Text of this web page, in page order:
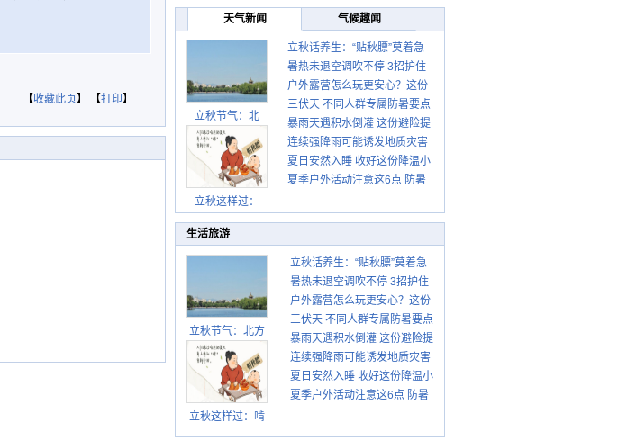
【收藏此页】 【打印】
天气新闻 气候趣闻
立秋节气：北
立秋这样过：
立秋话养生：“贴秋膘”莫着急
先清暑再防燥
暑热未退空调吹不停 3招护住
肩颈不酸痛
户外露营怎么玩更安心？这份
攻略请收好
三伏天 不同人群专属防暑要点
请收好
暴雨天遇积水倒灌 这份避险提
示请收好
连续强降雨可能诱发地质灾害
这些前兆要知道
夏日安然入睡 收好这份降温小
贴士
夏季户外活动注意这6点 防暑
生活旅游
立秋节气：北方
逐渐转凉 南方暑
热仍盛
立秋这样过：啃
立秋话养生：“贴秋膘”莫着急
先清暑再防燥
暑热未退空调吹不停 3招护住
肩颈不酸痛
户外露营怎么玩更安心？这份
攻略请收好
三伏天 不同人群专属防暑要点
请收好
暴雨天遇积水倒灌 这份避险提
示请收好
连续强降雨可能诱发地质灾害
这些前兆要知道
夏日安然入睡 收好这份降温小
贴士
夏季户外活动注意这6点 防暑